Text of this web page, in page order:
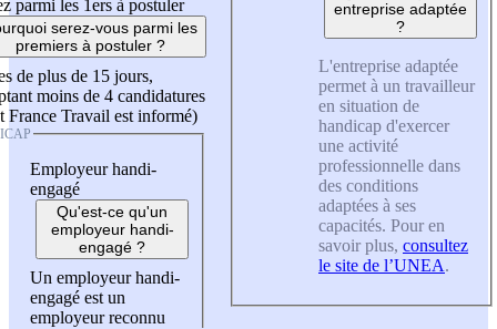
parmi les 1ers à postuler
serez-vous parmi les
premiers à postuler ?
de plus de 15 jours,
moins de 4 candidatures
France Travail est informé)
Employeur handi-
engagé
Qu'est-ce qu'un
employeur handi-
engagé ?
Un employeur handi-
engagé est un
employeur reconnu
entreprise adaptée
?
L'entreprise adaptée
permet à un travailleur
en situation de
handicap d'exercer
une activité
professionnelle dans
des conditions
adaptées à ses
capacités. Pour en
savoir plus, consultez
le site de l’UNEA.